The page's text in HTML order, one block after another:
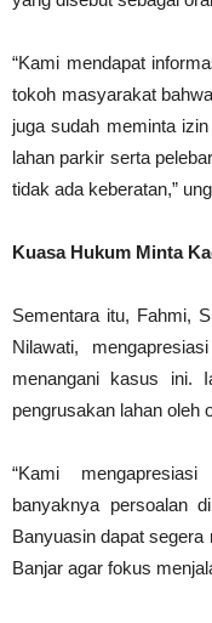
“Kami mendapat
tokoh masyarakat
juga sudah meminta
lahan parkir serta
tidak ada keberatan,”
Kuasa Hukum Minta
Sementara itu, Fahmi,
Nilawati,
menangani kasus ini.
pengrusakan lahan oleh
“Kami
banyaknya persoalan
Banyuasin dapat
Banjar agar fokus